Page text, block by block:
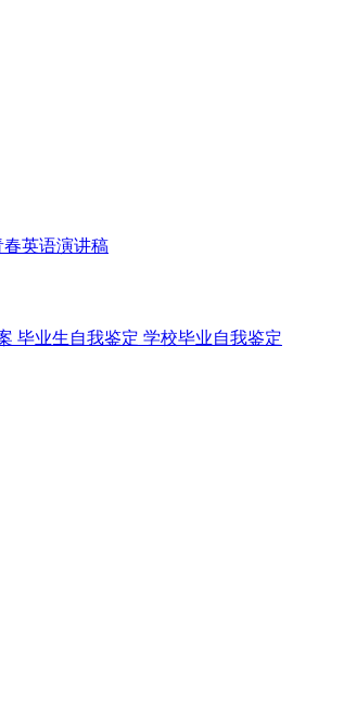
春英语演讲稿
毕业生自我鉴定 学校毕业自我鉴定